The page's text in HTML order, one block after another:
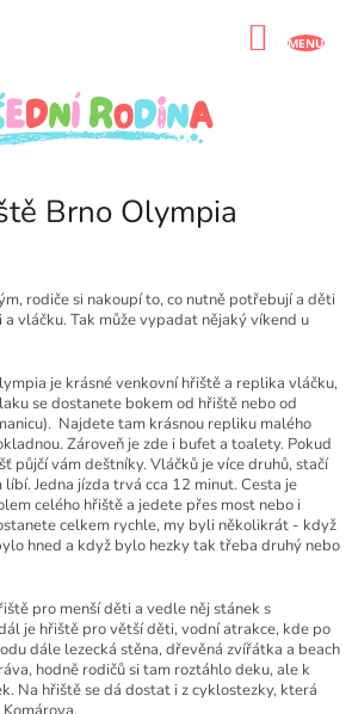
Brno Olympia
rodiče si nakoupí to, co nutně potřebují a děti
vláčku. Tak může vypadat nějaký víkend u
je krásné venkovní hřiště a replika vláčku,
se dostanete bokem od hřiště nebo od
Najdete tam krásnou repliku malého
Zároveň je zde i bufet a toalety. Pokud
půjčí vám deštníky. Vláčků je více druhů, stačí
Jedna jízda trvá cca 12 minut. Cesta je
celého hřiště a jedete přes most nebo i
celkem rychle, my byli několikrát - když
hned a když bylo hezky tak třeba druhý nebo
pro menší děti a vedle něj stánek s
je hřiště pro větší děti, vodní atrakce, kde po
dále lezecká stěna, dřevěná zvířátka a beach
hodně rodičů si tam roztáhlo deku, ale k
Na hřiště se dá dostat i z cyklostezky, která